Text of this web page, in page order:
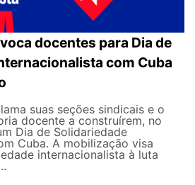
docentes para Dia de
com Cuba
suas seções sindicais e o
docente a construírem, no
Dia de Solidariedade
Cuba. A mobilização visa
internacionalista à luta